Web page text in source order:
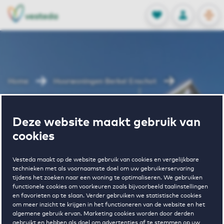
Deze website maakt gebruik van
cookies
Vesteda maakt op de website gebruik van cookies en vergelijkbare
technieken met als voornaamste doel om uw gebruikerservaring
tijdens het zoeken naar een woning te optimaliseren. We gebruiken
functionele cookies om voorkeuren zoals bijvoorbeeld taalinstellingen
en favorieten op te slaan. Verder gebruiken we statistische cookies
om meer inzicht te krijgen in het functioneren van de website en het
algemene gebruik ervan. Marketing cookies worden door derden
FAVORIETEN
Opgeslagen
INLOGGEN
NL
EN
Home Huurwoningen Berkel Enschot
Wonen in
Schoolstraat